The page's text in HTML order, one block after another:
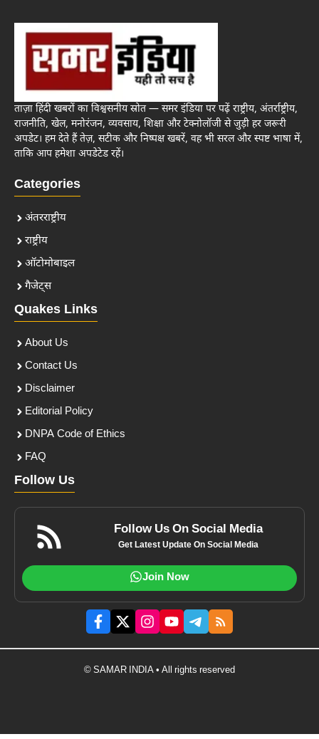
ताज़ा हिंदी खबरों का विश्वसनीय स्रोत — समर इंडिया पर पढ़ें राष्ट्रीय, अंतर्राष्ट्रीय,
राजनीति, खेल, मनोरंजन, व्यवसाय, शिक्षा और टेक्नोलॉजी से जुड़ी हर जरूरी
अपडेट। हम देते हैं तेज़, सटीक और निष्पक्ष खबरें, वह भी सरल और स्पष्ट भाषा में,
ताकि आप हमेशा अपडेटेड रहें।
Categories
अंतरराष्ट्रीय
राष्ट्रीय
ऑटोमोबाइल
गैजेट्स
Quakes Links
About Us
Contact Us
Disclaimer
Editorial Policy
DNPA Code of Ethics
FAQ
Follow Us
Follow Us On Social Media
Get Latest Update On Social Media
Join Now
© SAMAR INDIA • All rights reserved